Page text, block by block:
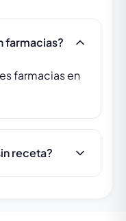
farmacias?
farmacias en
receta?